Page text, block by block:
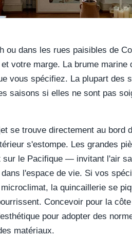
ou dans les rues paisibles de
votre marge. La brume marine
vous spécifiez. La plupart des
saisons si elles ne sont pas
se trouve directement au bord
s'estompe. Les grandes
sur le Pacifique — invitant l'air
l'espace de vie. Si vos
la quincaillerie se
Concevoir pour la
pour adopter des
matériaux.